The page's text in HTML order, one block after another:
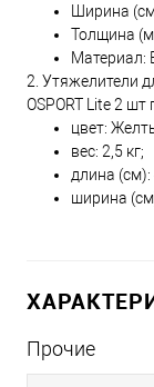
Ширина
Толщина
Материал:
2. Утяжелители
OSPORT Lite 2 шт
цвет:
вес: 2,5 кг;
длина (см):
ширина
Прочие